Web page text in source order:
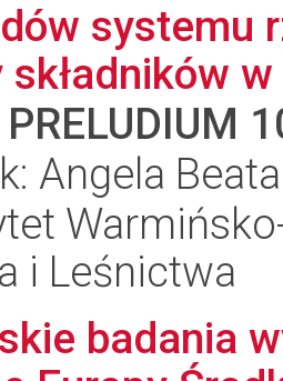
systemu
składników
PRELUDIUM
Angela
i Leśnictwa
badania